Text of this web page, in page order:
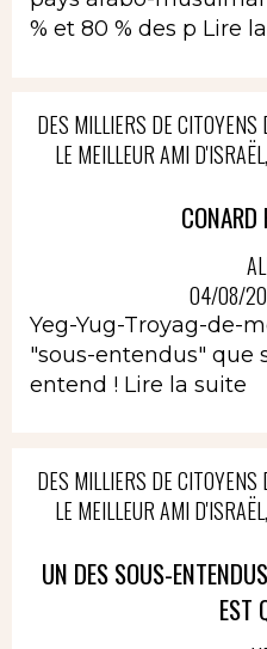
% et 80 % des p Lire
DES MILLIERS DE CITOYENS
LE MEILLEUR AMI
CONARD
04/08/
Yeg-Yug-Troyag-de-
"sous-entendus" que
entend ! Lire la suite
DES MILLIERS DE CITOYENS
LE MEILLEUR AMI
UN DES SOUS-
EST